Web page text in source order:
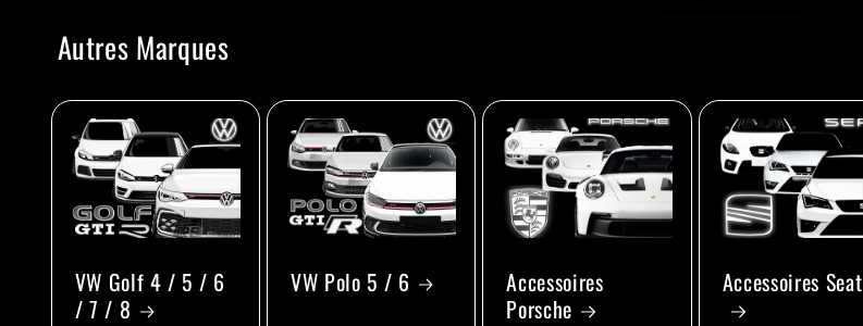
Autres Marques
VW Golf 4 / 5 / 6
/ 7 / 8
VW Polo 5 / 6
Accessoires
Porsche
Accessoires Seat